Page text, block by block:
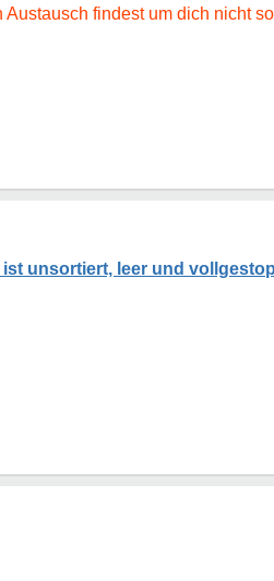
findest um dich nicht
ist unsortiert, leer und